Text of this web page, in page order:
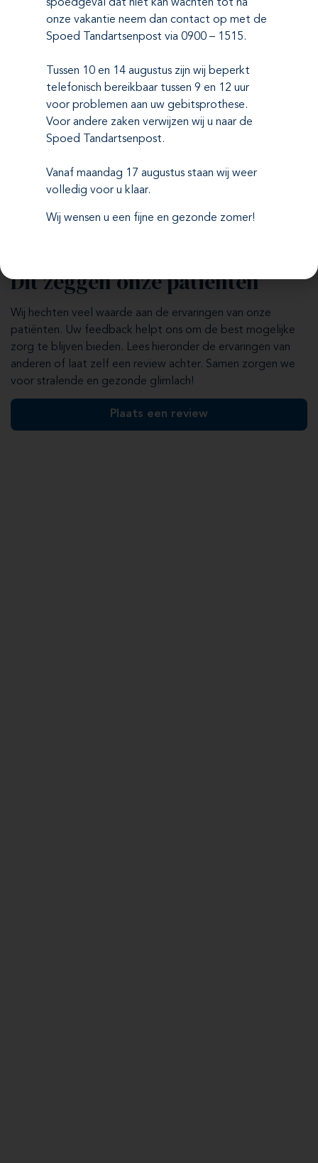
gebitsprothese te maken?
nachts uitdoen?
Kan ik met een volledige
gebitsprothese normaal eten?
Dit zeggen onze patiënten
Wij hechten veel waarde aan de ervaringen van onze
patiënten. Uw feedback helpt ons om de best mogelijke
zorg te blijven bieden. Lees hieronder de ervaringen van
anderen of laat zelf een review achter. Samen zorgen we
voor stralende en gezonde glimlach!
Plaats een review
spoedgeval dat niet kan wachten tot na
onze vakantie neem dan contact op met de
Spoed Tandartsenpost via 0900 – 1515.
Tussen 10 en 14 augustus zijn wij beperkt
telefonisch bereikbaar tussen 9 en 12 uur
voor problemen aan uw gebitsprothese.
Voor andere zaken verwijzen wij u naar de
Spoed Tandartsenpost.
Vanaf maandag 17 augustus staan wij weer
volledig voor u klaar.
Wij wensen u een fijne en gezonde zomer!